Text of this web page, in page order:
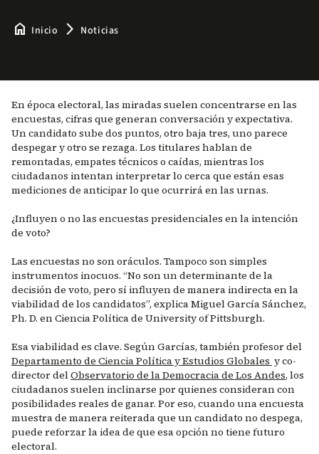
home Inicio arrow_forward_ios Noticias
En época electoral, las miradas suelen concentrarse en las
encuestas, cifras que generan conversación y expectativa.
Un candidato sube dos puntos, otro baja tres, uno parece
despegar y otro se rezaga. Los titulares hablan de
remontadas, empates técnicos o caídas, mientras los
ciudadanos intentan interpretar lo cerca que están esas
mediciones de anticipar lo que ocurrirá en las urnas.
¿Influyen o no las encuestas presidenciales en la intención
de voto?
Las encuestas no son oráculos. Tampoco son simples
instrumentos inocuos. “No son un determinante de la
decisión de voto, pero sí influyen de manera indirecta en la
viabilidad de los candidatos”, explica Miguel García Sánchez,
Ph. D. en Ciencia Política de University of Pittsburgh.
Esa viabilidad es clave. Según Garcías, también profesor del
Departamento de Ciencia Política y Estudios Globales y co-
director delObservatorio de la Democracia de Los Andes, los
ciudadanos suelen inclinarse por quienes consideran con
posibilidades reales de ganar. Por eso, cuando una encuesta
muestra de manera reiterada que un candidato no despega,
puede reforzar la idea de que esa opción no tiene futuro
electoral.